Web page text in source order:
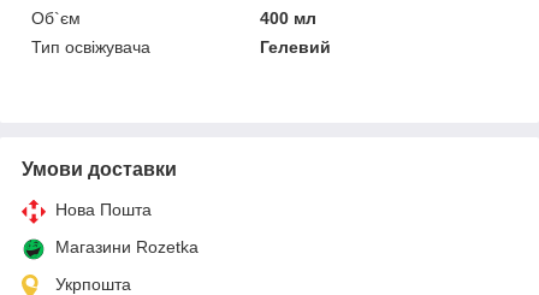
Об`єм
400 мл
Тип освіжувача
Гелевий
Умови доставки
Нова Пошта
Магазини Rozetka
Укрпошта